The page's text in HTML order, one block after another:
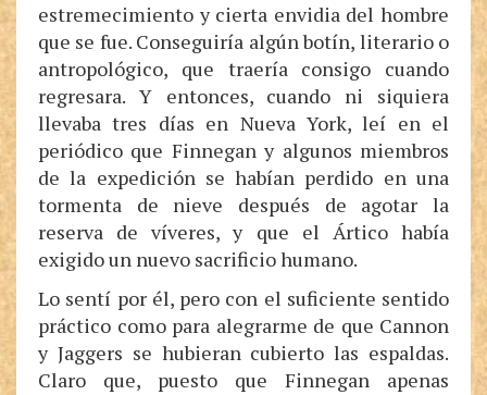
estremecimiento y cierta envidia del hombre
que se fue. Conseguiría algún botín, literario o
antropológico, que traería consigo cuando
regresara. Y entonces, cuando ni siquiera
llevaba tres días en Nueva York, leí en el
periódico que Finnegan y algunos miembros
de la expedición se habían perdido en una
tormenta de nieve después de agotar la
reserva de víveres, y que el Ártico había
exigido un nuevo sacrificio humano.
Lo sentí por él, pero con el suficiente sentido
práctico como para alegrarme de que Cannon
y Jaggers se hubieran cubierto las espaldas.
Claro que, puesto que Finnegan apenas